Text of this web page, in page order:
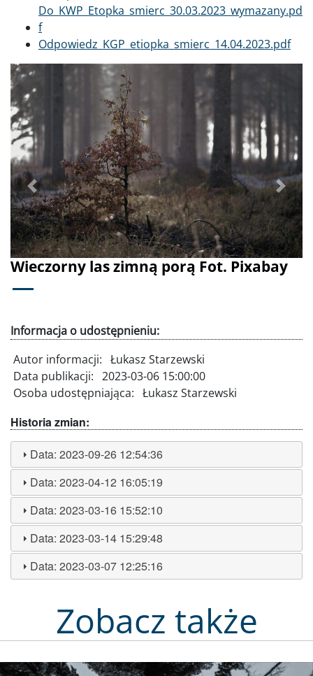
Dokument
Do_KWP_Etopka_smierc_30.03.2023_wymazany.pd
f
Dokument
Odpowiedz_KGP_etiopka_smierc_14.04.2023.pdf
Wieczorny las zimną porą Fot. Pixabay
Poprzednie Dalej
Informacja o udostępnieniu:
Autor informacji: Łukasz Starzewski
Data publikacji: 2023-03-06 15:00:00
Osoba udostępniająca: Łukasz Starzewski
Historia zmian:
Data:2023-09-26 12:54:36
Data:2023-04-12 16:05:19
Data:2023-03-16 15:52:10
Data:2023-03-14 15:29:48
Data:2023-03-07 12:25:16
Zobacz także
Obraz